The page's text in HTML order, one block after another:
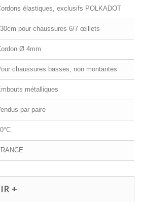
élastiques, exclusifs POLKADOT
pour chaussures 6/7 œillets
Ø 4mm
chaussures basses, non montantes
métalliques
par paire
+